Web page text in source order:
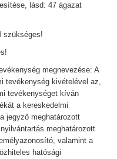
lásd: 47 ágazat
szükséges!
megnevezése: A
tevékenység kivételével az,
tevékenységet kíván
a kereskedelmi
jegyző meghatározott
meghatározott
valamint a
hatósági